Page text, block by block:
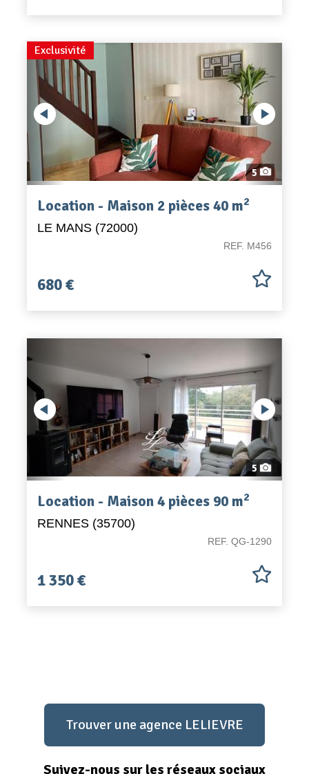
Exclusivité
Previous
5
Location - Maison 2 pièces 40 m2
LE MANS (72000)
REF. M456
680 €
5
Location - Maison 4 pièces 90 m2
RENNES (35700)
REF. QG-1290
1 350 €
Trouver une agence LELIEVRE
Suivez-nous sur les réseaux sociaux